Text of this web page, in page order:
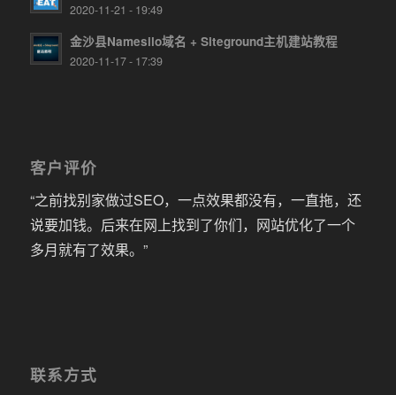
2020-11-21 - 19:49
金沙县Namesilo域名 + Siteground主机建站教程
2020-11-17 - 17:39
客户评价
“之前找别家做过SEO，一点效果都没有，一直拖，还
说要加钱。后来在网上找到了你们，网站优化了一个
多月就有了效果。”
联系方式